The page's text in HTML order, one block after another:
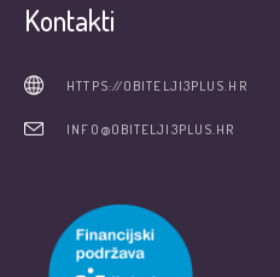
Kontakti
HTTPS://OBITELJI3PLUS.HR
INFO@OBITELJI3PLUS.HR